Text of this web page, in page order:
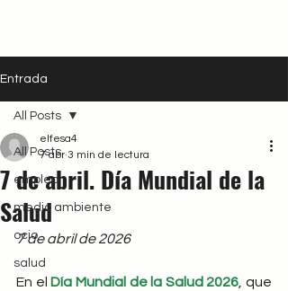
Entrada
All Posts
empleo
medio ambiente
ocio
salud
All Posts
7 de abril. Día Mundial de la
Salud
elfesa4
7 abr 3 min de lectura
7 de abril de 2026
En el Día Mundial de la Salud 2026 , que